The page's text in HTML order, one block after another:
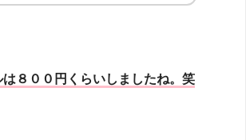
は８００円くらいしましたね。笑